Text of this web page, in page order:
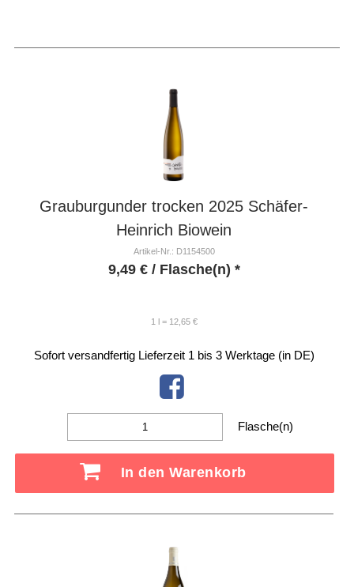
Grauburgunder trocken 2025 Schäfer-
Heinrich Biowein
Artikel-Nr.: D1154500
9,49 €/ Flasche(n) *
1 l = 12,65 €
Sofort versandfertig Lieferzeit 1 bis 3 Werktage (in DE)
Flasche(n)
In den Warenkorb